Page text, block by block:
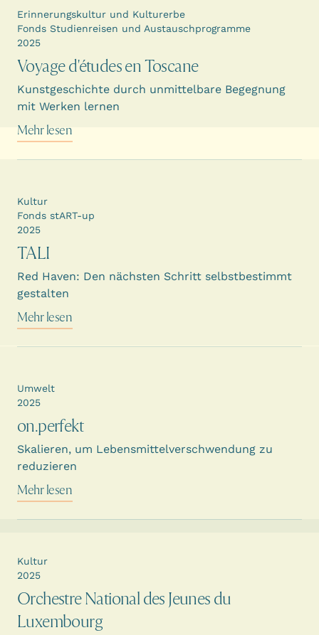
Voyage d'études en Toscane
Kunstgeschichte durch unmittelbare Begegnung
mit Werken lernen
Erinnerungskultur und Kulturerbe
Fonds Studienreisen und Austauschprogramme
2025
Mehr lesen
TALI
Red Haven: Den nächsten Schritt selbstbestimmt
gestalten
Kultur
Fonds stART-up
2025
Mehr lesen
on.perfekt
Skalieren, um Lebensmittelverschwendung zu
reduzieren
Umwelt
2025
Mehr lesen
Orchestre National des Jeunes du
Luxembourg
Kultur
2025